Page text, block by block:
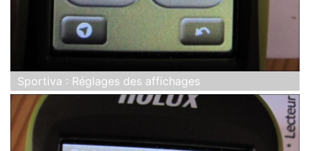
Sportiva : Réglages des affichages